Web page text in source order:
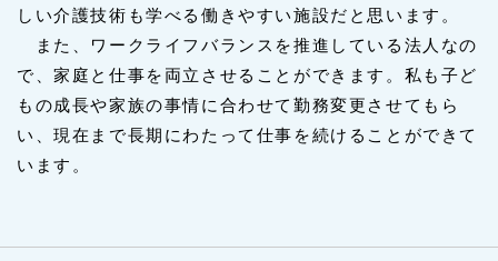
しい介護技術も学べる働きやすい施設だと思います。
また、ワークライフバランスを推進している法人なの
で、家庭と仕事を両立させることができます。私も子ど
もの成長や家族の事情に合わせて勤務変更させてもら
い、現在まで長期にわたって仕事を続けることができて
います。